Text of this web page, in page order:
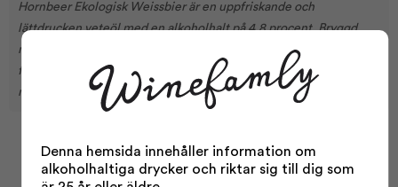
Hornbeer Ekologisk Weissbier är en uppfriskande och
lättdrucken veteöl med en alkoholhalt på 4,8 procent. Bryggd
med ekologiska ingredienser, erbjuder den en fyllig smak och
fruktig arom. Perfekt för sommarens lätta rätter, grillkvällar eller
när du bara vill släcka törsten med stil.
Facts
Denna hemsida innehåller information om
alkoholhaltiga drycker och riktar sig till dig som